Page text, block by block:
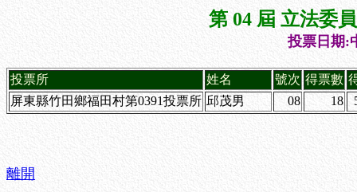
第 04 屆 立法委
投票日期:
投票所 姓名 號次 得票數
屏東縣竹田鄉福田村第0391投票所 邱茂男 08 18
離開